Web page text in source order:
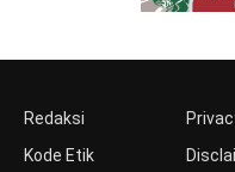
Redaksi
Kode Etik